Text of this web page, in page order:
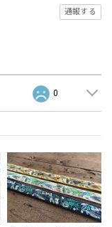
通報する
0